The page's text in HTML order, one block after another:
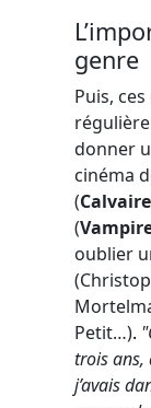
genre
Puis,
donner
cinéma
(Calvaire
(
oublier
Petit…).
trois ans,
j’avais